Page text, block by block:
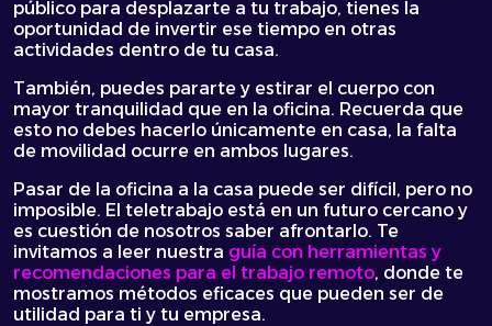
público para desplazarte a tu trabajo, tienes la
oportunidad de invertir ese tiempo en otras
actividades dentro de tu casa.
También, puedes pararte y estirar el cuerpo con
mayor tranquilidad que en la oficina. Recuerda que
esto no debes hacerlo únicamente en casa, la falta
de movilidad ocurre en ambos lugares.
Pasar de la oficina a la casa puede ser difícil, pero no
imposible. El teletrabajo está en un futuro cercano y
es cuestión de nosotros saber afrontarlo. Te
invitamos a leer nuestra guía con herramientas y
recomendaciones para el trabajo remoto, donde te
mostramos métodos eficaces que pueden ser de
utilidad para ti y tu empresa.